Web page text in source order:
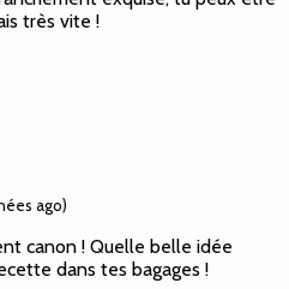
très vite !
ago)
canon ! Quelle belle idée
dans tes bagages !